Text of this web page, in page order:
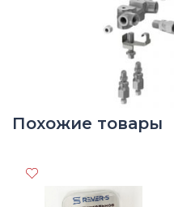
Похожие товары